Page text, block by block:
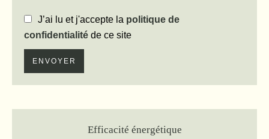
J’ai lu et j'accepte la politique de
confidentialité de ce site
ENVOYER
Efficacité énergétique